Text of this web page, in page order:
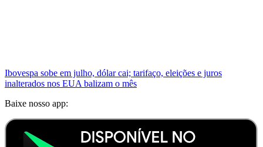
Ibovespa sobe em julho, dólar cai; tarifaço, eleições e juros
inalterados nos EUA balizam o mês
Baixe nosso app: